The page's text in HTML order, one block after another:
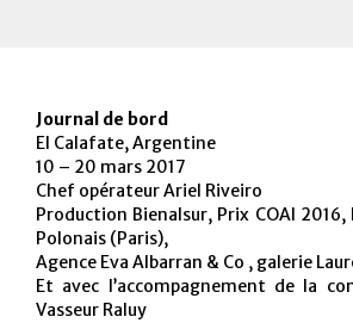
Journal de bord
El Calafate, Argentine
10 – 20 mars 2017
Chef opérateur Ariel Riveiro
Production Bienalsur, Prix COAl
Polonais (Paris),
Agence Eva Albarran & Co , galerie
Et avec l’accompagnement de la
Vasseur Raluy